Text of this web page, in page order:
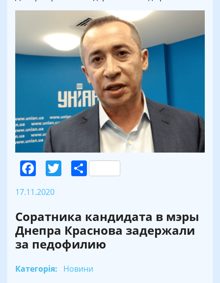
Facebook
Twitter
Поділитися
17.11.2020
Соратника кандидата в мэры
Днепра Краснова задержали
за педофилию
Категорія: Новини